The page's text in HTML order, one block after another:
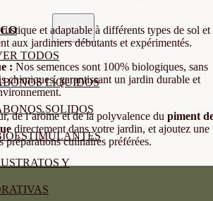
TODOS
LÍQUIDOS
SOLIDOS
Y
et adaptable à différents types de sol et
aux jardiniers débutants et expérimentés.
: Nos semences sont 100% biologiques, sans
chimiques, garantissant un jardin durable et
de l’arôme et de la polyvalence du piment
directement dans votre jardin, et ajoutez une
préparations culinaires préférées.